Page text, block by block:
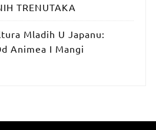
TRENUTAKA
Mladih U Japanu:
Animea I Mangi